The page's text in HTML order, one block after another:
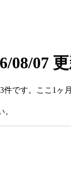
08/07
です。ここ1ヶ